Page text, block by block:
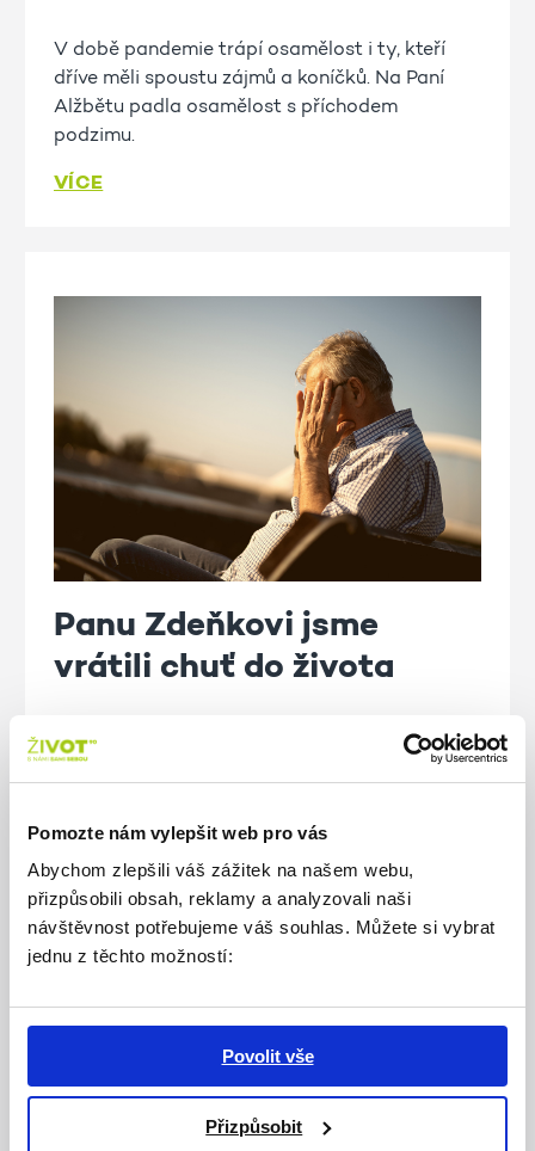
Pomozte nám vylepšit web pro vás
Abychom zlepšili váš zážitek na našem webu,
přizpůsobili obsah, reklamy a analyzovali naši
návštěvnost potřebujeme váš souhlas. Můžete si vybrat
jednu z těchto možností:
Povolit vše
Přizpůsobit
V době pandemie trápí osamělost i ty, kteří
dříve měli spoustu zájmů a koníčků. Na Paní
Alžbětu padla osamělost s příchodem
podzimu.
VÍCE
Panu Zdeňkovi jsme
vrátili chuť do života
Práce našich konzultantů a konzultantek na
lince důvěry Senior telefon bývá často
který se svěří s tím, že uvažuje nad tím, že by
VÍCE